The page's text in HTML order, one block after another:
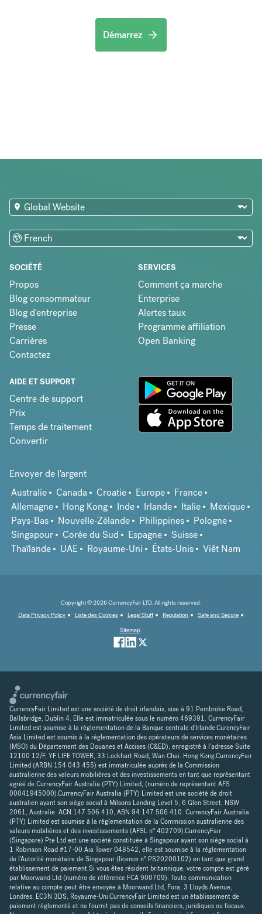
Démarrez
SOCIÉTÉ
Propos
Blog consommateur
Blog d'entreprise
Presse
Carrières
Contactez
SERVICES
Comment ça marche
Enterprise
Alertes taux
Programme affiliation
Open Banking
AIDE ET SUPPORT
Centre de support
Prix
Temps de traitement
Convertir
Envoyer de l'argent
Australie
Canada Croatie Europe
France
Allemagne
Hong Kong Inde Irlande Italie
Mexique
Pays-Bas
Nouvelle-Zélande Philippines
Pologne
Singapour
Corée du Sud Espagne
Suisse
Thaïlande
UAE Royaume-Uni États-Unis Viêt Nam
Copyright © 2026 CurrencyFair LTD. All rights reserved.
Data Privacy Policy
Liste des Cookies Legal Stuff Regulation
Safe and Secure
Sitemap
CurrencyFair Limited est une société de droit irlandais, sise à 91 Pembroke Road,
Ballsbridge, Dublin 4. Elle est immatriculée sous le numéro 469391. CurrencyFair
Limited est soumise à la réglementation de la Banque centrale d'Irlande.CurencyFair
Asia Limited est soumis à la réglementation des opérateurs de services monétaires
(MSO) du Département des Douanes et Accises (C&ED), enregistré à l'adresse Suite
12100 12/F, YF LIFE TOWER, 33 Lockhart Road, Wan Chai. Hong Kong.CurrencyFair
Limited (ARBN 154 043 455) est immatriculée auprès de la Commission
australienne des valeurs mobilières et des investissements en tant que représentant
agréé de CurrencyFair Australia (PTY) Limited, (numéro de représentant AFS
00041945000).CurrencyFair Australia (PTY) Limited est une société de droit
australien ayant son siège social à Milsons Landing Level 5, 6 Glen Street, NSW
2061, Australie. ACN 147 506 410, ABN 94 147 506 410. CurrencyFair Australia
(PTY) Limited est soumise à la réglementation de la Commission australienne des
valeurs mobilières et des investissements (AFSL n° 402709).CurrencyFair
(Singapore) Pte Ltd est une société constituée à Singapour ayant son siège social à
1 Robinson Road #17-00 Aia Tower 048542, elle est soumise à la réglementation
de l'Autorité monétaire de Singapour (licence n° PS20200102) en tant que grand
établissement de paiement.Si vous êtes résident britannique, votre compte est géré
par Moorwand Ltd (numéro de référence FCA 900709). Toute communication
relative au compte peut être envoyée à Moorwand Ltd, Fora, 3 Lloyds Avenue,
Londres, EC3N 3DS, Royaume-Uni.CurrencyFair Limited est un établissement de
paiement réglementé et ne fournit pas de conseils financiers, juridiques ou fiscaux.